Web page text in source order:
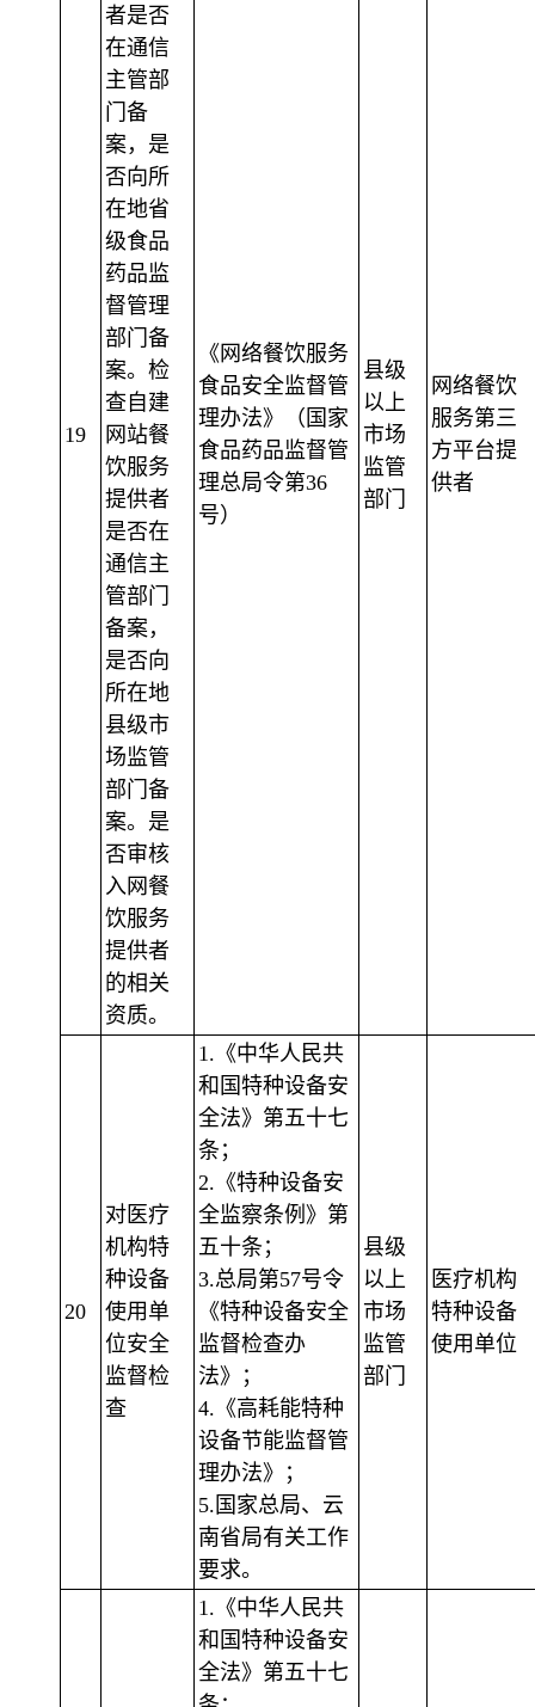
19
者是否
在通信
主管部
门备
案，是
否向所
在地省
级食品
药品监
督管理
部门备
案。检
查自建
网站餐
饮服务
提供者
是否在
通信主
管部门
备案，
是否向
所在地
县级市
场监管
部门备
案。是
否审核
入网餐
饮服务
提供者
的相关
资质。
《网络餐饮服务
食品安全监督管
理办法》（国家
食品药品监督管
理总局令第36
号）
县级
以上
市场
监管
部门
网络餐饮
服务第三
方平台提
供者
20
对医疗
机构特
种设备
使用单
位安全
监督检
查
1.《中华人民共
和国特种设备安
全法》第五十七
条；
2.《特种设备安
全监察条例》第
五十条；
3.总局第57号令
《特种设备安全
监督检查办
法》；
4.《高耗能特种
设备节能监督管
理办法》；
5.国家总局、云
南省局有关工作
要求。
县级
以上
市场
监管
部门
医疗机构
特种设备
使用单位
1.《中华人民共
和国特种设备安
全法》第五十七